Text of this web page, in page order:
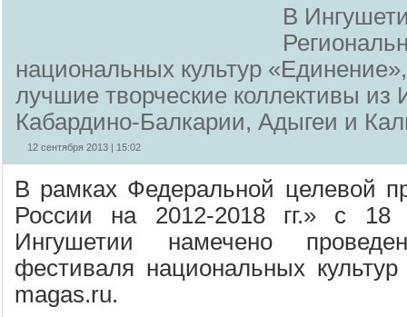
В
национальных культур
лучшие творческие коллективы из
Кабардино-Балкарии, Адыгеи и
12 сентября 2013 | 15:02
В рамках Федеральной целевой
России на 2012-2018 гг.» с
Ингушетии намечено
фестиваля национальных
magas.ru.